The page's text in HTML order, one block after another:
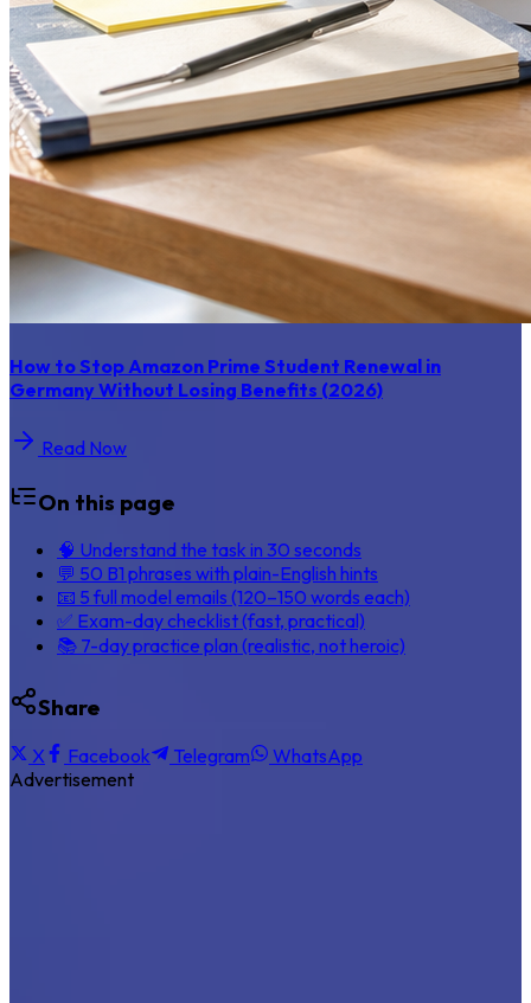
How to Stop Amazon Prime Student Renewal in
Germany Without Losing Benefits (2026)
Read Now
On this page
🧠 Understand the task in 30 seconds
💬 50 B1 phrases with plain-English hints
📧 5 full model emails (120–150 words each)
✅ Exam-day checklist (fast, practical)
📚 7-day practice plan (realistic, not heroic)
Share
X Facebook Telegram
WhatsApp
Advertisement